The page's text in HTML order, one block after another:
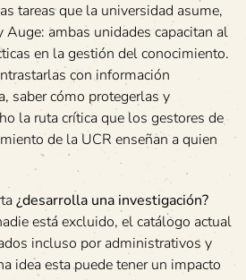
tareas que la universidad asume,
Auge: ambas unidades capacitan al
en la gestión del conocimiento.
con información
saber cómo protegerlas y
la ruta crítica que los gestores de
de la UCR enseñan a quien
¿desarrolla una investigación?
está excluido, el catálogo actual
incluso por administrativos y
idea esta puede tener un impacto